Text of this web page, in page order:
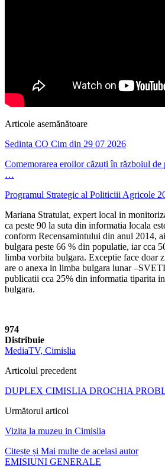
Articole asemănătoare
Sedinta CO Cim din 29 07 2026
Comemorarea eroilor căzuți în războiul
…
Programul Strategic al Politiciii Agricole
Mariana Stratulat, expert local in
ca peste 90 la suta din informatia locala
conform Recensamintului din anul 2014,
bulgara peste 66 % din populatie, iar cca
limba vorbita bulgara. Exceptie face doar
are o anexa in limba bulgara lunar
publicatii cca 25% din informatia tiparita
bulgara.
974
Distribuie
MediaTV, Cimislia
Articolul precedent
DUPLEX CIMISLIA DROCHIA
Următorul articol
Vizita la muzeu in Cimislia
Citește și Mai multe de acelasi autor
EMISIUNI GENERALE